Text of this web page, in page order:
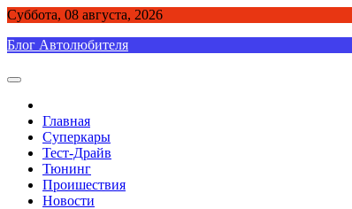
Skip
content
Суббота, 08 августа, 2026
Блог Автолюбителя
Главная
Суперкары
Тест-Драйв
Тюнинг
Проишествия
Новости